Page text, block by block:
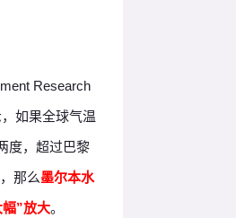
Research
如果全球气温
度，超过巴黎
那么墨尔本水
”放大。